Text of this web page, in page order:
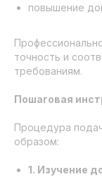
повышение
точность и
требованиям.
Пошаговая
Процедура
образом:
1. Изучение